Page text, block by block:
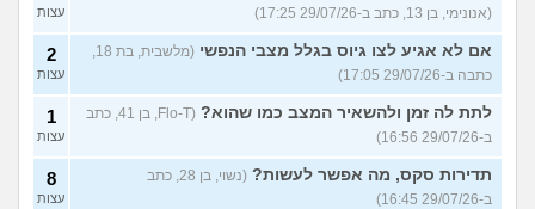
(אנונימי, בן 13, כתב ב-29/07/26 17:25) עצות
אם לא אגיע לצו גיוס בגלל מצבי הנפשי
(מלשבית, בת 18,
כתבה ב-29/07/26 17:05)
2
עצות
לתת לה זמן ולהשאיר המצב כמו שהוא?
(Flo-T, בן 41, כתב
ב-29/07/26 16:56)
1
עצות
תדירות סקס, מה אפשר לעשות?
(נשוי, בן 28, כתב
ב-29/07/26 16:45)
8
עצות